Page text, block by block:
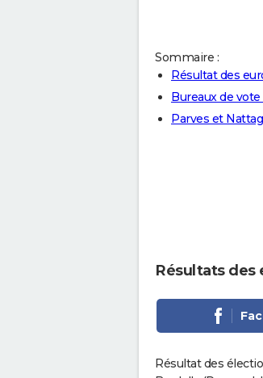
Sommaire :
Résultat des
Bureaux de
Parves et
Résultats des
Résultat des